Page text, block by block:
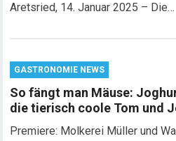
Aretsried, 14. Januar 2025 – Die…
GASTRONOMIE NEWS
So fängt man Mäuse:
die tierisch coole Tom und
Premiere: Molkerei Müller und